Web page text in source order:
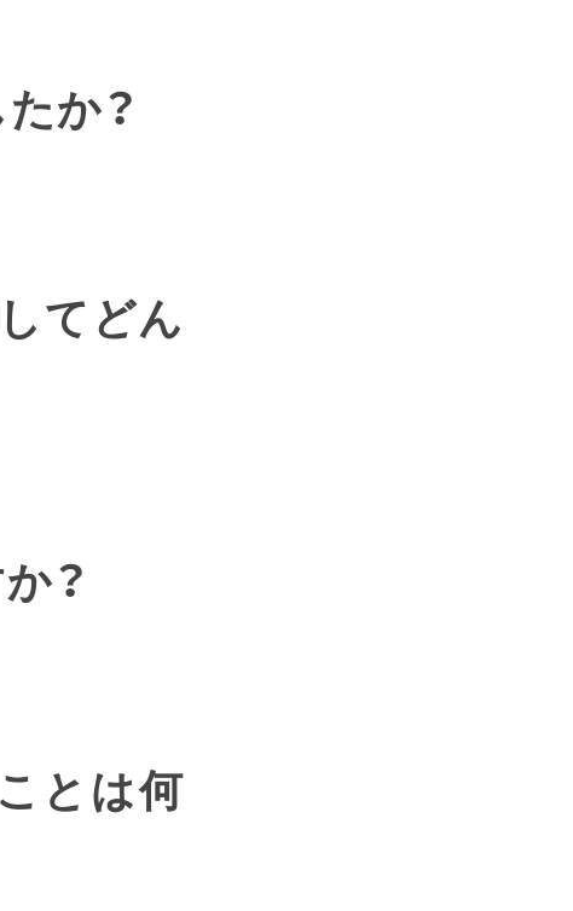
か？
てどん
？
とは何